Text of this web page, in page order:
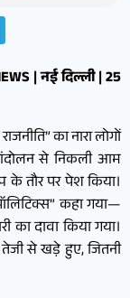
| नई दिल्ली | 25
का नारा लोगों
से निकली आम
के तौर पर पेश किया।
कहा गया—
का दावा किया गया।
से खड़े हुए, जितनी